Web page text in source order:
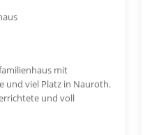
mit
und viel Platz in Nauroth.
und voll